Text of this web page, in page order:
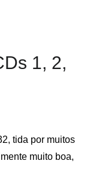
1, 2,
tida por muitos
muito boa,